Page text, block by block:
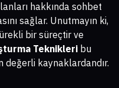
hakkında sohbet
sağlar. Unutmayın ki,
bir süreçtir ve
Teknikleri bu
kaynaklardandır.